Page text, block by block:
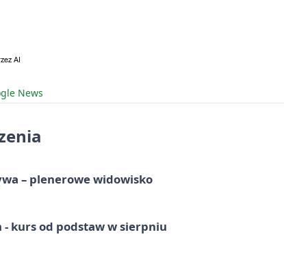
News
– plenerowe widowisko
- kurs od podstaw w sierpniu